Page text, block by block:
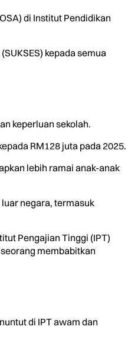
di Institut Pendidikan
kepada semua
keperluan sekolah.
RM128 juta pada 2025.
lebih ramai anak-anak
negara, termasuk
Pengajian Tinggi (IPT)
membabitkan
di IPT awam dan